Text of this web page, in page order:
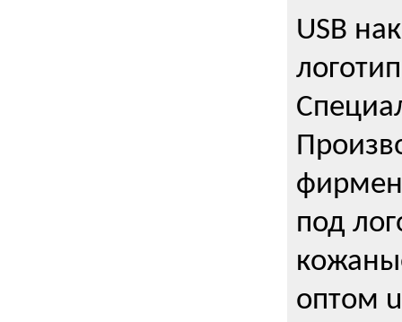
USB
под
оптом